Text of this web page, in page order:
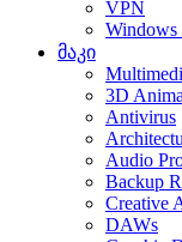
VPN
Windows
მაკი
3D
Antivirus
Audio
Backup
Creative
DAWs